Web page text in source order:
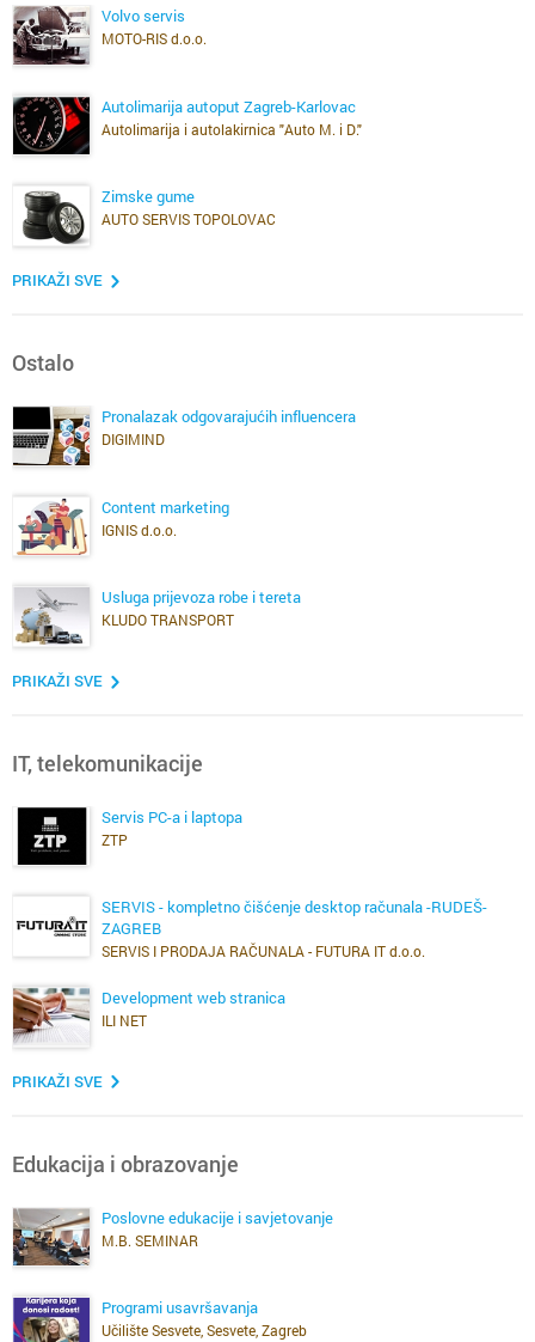
Volvo servis
MOTO-RIS d.o.o.
Autolimarija autoput Zagreb-Karlovac
Autolimarija i autolakirnica "Auto M. i D."
Zimske gume
AUTO SERVIS TOPOLOVAC
PRIKAŽI SVE
Ostalo
Pronalazak odgovarajućih influencera
DIGIMIND
Content marketing
IGNIS d.o.o.
Usluga prijevoza robe i tereta
KLUDO TRANSPORT
PRIKAŽI SVE
IT, telekomunikacije
Servis PC-a i laptopa
ZTP
SERVIS - kompletno čišćenje desktop računala -RUDEŠ-
ZAGREB
SERVIS I PRODAJA RAČUNALA - FUTURA IT d.o.o.
Development web stranica
ILI NET
PRIKAŽI SVE
Edukacija i obrazovanje
Poslovne edukacije i savjetovanje
M.B. SEMINAR
Programi usavršavanja
Učilište Sesvete, Sesvete, Zagreb